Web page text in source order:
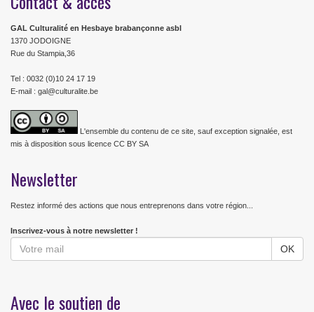
GAL Culturalité en Hesbaye brabançonne asbl
1370 JODOIGNE
Rue du Stampia,36
Tel : 0032 (0)10 24 17 19
E-mail : gal@culturalite.be
L'ensemble du contenu de ce site, sauf exception signalée, est
mis à disposition sous licence CC BY SA
Newsletter
Restez informé des actions que nous entreprenons dans votre région...
Inscrivez-vous à notre newsletter !
Avec le soutien de